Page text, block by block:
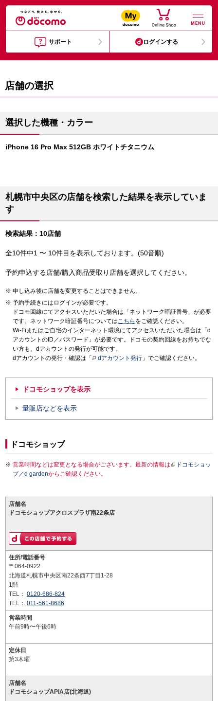
MENU
サポート ログインする
店舗の選択
選択した機種・カラー
iPhone 16 Pro Max 512GB ホワイトチタニウム
札幌市中央区の店舗を検索した結果を表示していま
す
検索結果：10店舗
全10件中1 〜 10件目を表示しております。(50音順)
予約申込する店舗/購入商品受取り店舗を選択してください。
申し込み後に店舗を変更することはできません。
予約手続きにはログインが必要です。
ドコモ回線にてアクセスいただいた場合は「ネットワーク暗証番号」が必要
です。ネットワーク暗証番号についてはこちら をご確認ください。
Wi-Fiまたはご自宅のインターネット環境にてアクセスいただいた場合は「d
アカウントのID／パスワード」が必要です。ドコモの契約回線をお持ちでな
い方も、dアカウントの発行が可能です。
dアカウントの発行・確認は「
dアカウント発行 」でご確認ください。
ドコモショップを表示
量販店などを表示
ドコモショップ
営業時間などは変更となる場合がございます。最新の情報は
ドコモショッ
プ／d gardenからご確認ください。
店舗名
ドコモショップアクロスプラザ南22条店
住所/電話番号
〒064-0922
北海道札幌市中央区南22条西7丁目1-28
1階
TEL： 0120-686-824
TEL： 011-561-8686
営業時間
午前9時〜午後6時
定休日
第3木曜
店舗名
ドコモショップAPiA店(北海道)